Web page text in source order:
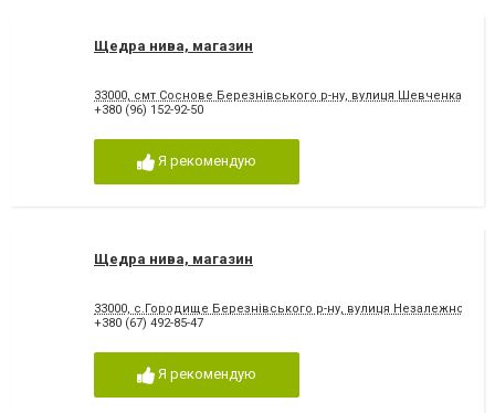
Щедра нива, магазин
33000, смт Соснове Березнівського р-ну, вулиця Шевченка, 1
+380 (96) 152-92-50
Я рекомендую
Щедра нива, магазин
33000, с.Городище Березнівського р-ну, вулиця Незалежності,
+380 (67) 492-85-47
Я рекомендую